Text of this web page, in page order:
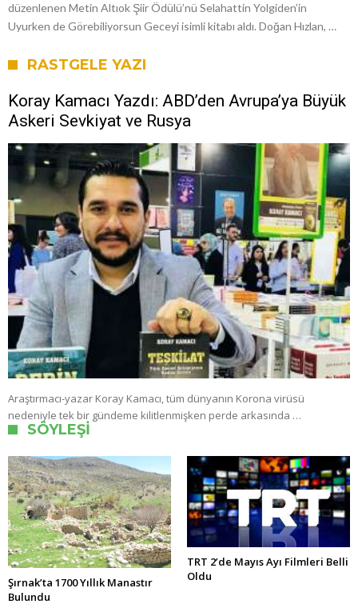
düzenlenen Metin Altıok Şiir Ödülü’nü Selahattin Yolgiden’in
Uyurken de Görebiliyorsun Geceyi isimli kitabı aldı. Doğan Hızlan, …
RASTGELE YAZI
Koray Kamacı Yazdı: ABD’den Avrupa’ya Büyük
Askeri Sevkiyat ve Rusya
Araştırmacı-yazar Koray Kamacı, tüm dünyanın Korona virüsü
nedeniyle tek bir gündeme kilitlenmişken perde arkasında …
SÖYLEŞI
Şırnak’ta 1700 Yıllık Manastır
Bulundu
TRT 2’de Mayıs Ayı Filmleri Belli
Oldu